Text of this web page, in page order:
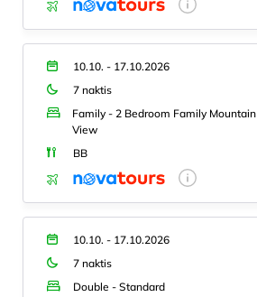
10.10. - 17.10.2026
7 naktis
Family - 2 Bedroom Family Mountain
View
BB
10.10. - 17.10.2026
7 naktis
Double - Standard